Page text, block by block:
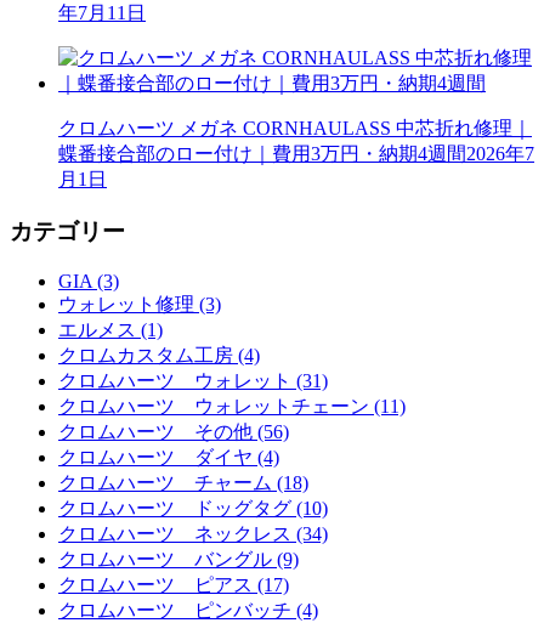
年7月11日
クロムハーツ メガネ CORNHAULASS 中芯折れ修理｜
蝶番接合部のロー付け｜費用3万円・納期4週間2026年7
月1日
カテゴリー
GIA (3)
ウォレット修理 (3)
エルメス (1)
クロムカスタム工房 (4)
クロムハーツ ウォレット (31)
クロムハーツ ウォレットチェーン (11)
クロムハーツ その他 (56)
クロムハーツ ダイヤ (4)
クロムハーツ チャーム (18)
クロムハーツ ドッグタグ (10)
クロムハーツ ネックレス (34)
クロムハーツ バングル (9)
クロムハーツ ピアス (17)
クロムハーツ ピンバッチ (4)